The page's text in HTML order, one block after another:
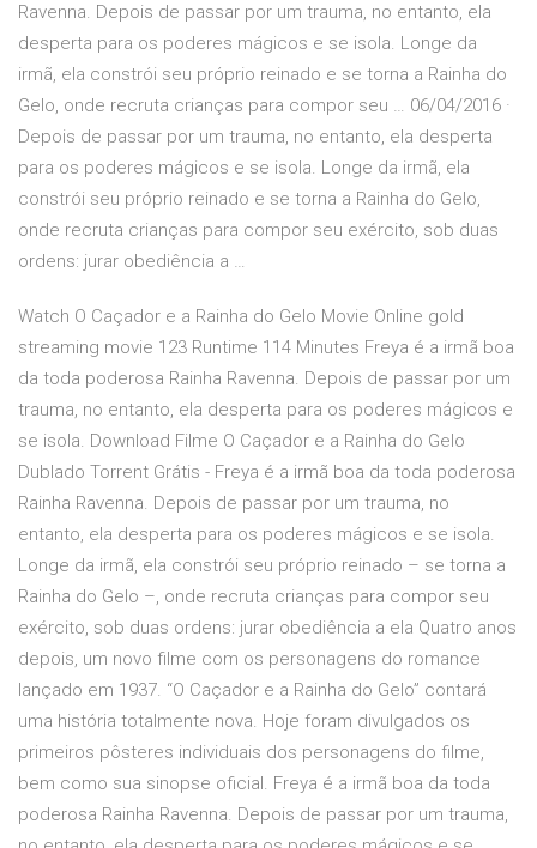
Ravenna. Depois de passar por um trauma, no entanto, ela
desperta para os poderes mágicos e se isola. Longe da
irmã, ela constrói seu próprio reinado e se torna a Rainha do
Gelo, onde recruta crianças para compor seu … 06/04/2016 ·
Depois de passar por um trauma, no entanto, ela desperta
para os poderes mágicos e se isola. Longe da irmã, ela
constrói seu próprio reinado e se torna a Rainha do Gelo,
onde recruta crianças para compor seu exército, sob duas
ordens: jurar obediência a …
Watch O Caçador e a Rainha do Gelo Movie Online gold
streaming movie 123 Runtime 114 Minutes Freya é a irmã boa
da toda poderosa Rainha Ravenna. Depois de passar por um
trauma, no entanto, ela desperta para os poderes mágicos e
se isola. Download Filme O Caçador e a Rainha do Gelo
Dublado Torrent Grátis - Freya é a irmã boa da toda poderosa
Rainha Ravenna. Depois de passar por um trauma, no
entanto, ela desperta para os poderes mágicos e se isola.
Longe da irmã, ela constrói seu próprio reinado – se torna a
Rainha do Gelo –, onde recruta crianças para compor seu
exército, sob duas ordens: jurar obediência a ela Quatro anos
depois, um novo filme com os personagens do romance
lançado em 1937. “O Caçador e a Rainha do Gelo” contará
uma história totalmente nova. Hoje foram divulgados os
primeiros pôsteres individuais dos personagens do filme,
bem como sua sinopse oficial. Freya é a irmã boa da toda
poderosa Rainha Ravenna. Depois de passar por um trauma,